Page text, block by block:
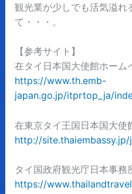
観光業が少しでも活気溢れ
て・・・。
【参考サイト】
在タイ日本国大使館ホーム
https://www.th.emb-
japan.go.jp/itprtop_ja/
在東京タイ王国日本国大使
http://
タイ国政府観光庁日本事務
https://